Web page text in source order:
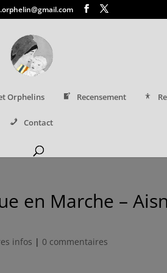
Orphelins Recensement
Contact
en Marche –
infos | 0 commentaires